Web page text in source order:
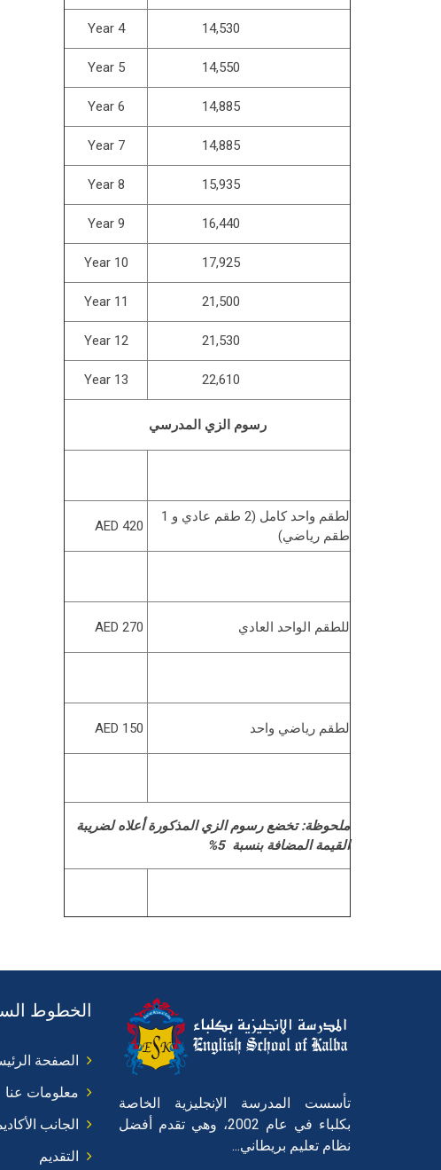
Year 4
Year 5
Year 6
Year 7
Year 8
Year 9
Year 10
Year 11
Year 12
Year 13
رسوم الزي المدرسي
لطقم واحد كامل (2 طقم عادي و 1
طقم رياضي)
للطقم الواحد العادي
لطقم رياضي واحد
ملحوظة: تخضع رسوم الزي المذكورة أعلاه لضريبة
القيمة المضافة بنسبة 5%
تأسست المدرسة الإنجليزية الخاصة
بكلباء في عام 2002، وهي تقدم أفضل
نظام تعليم بريطاني...
الخطوط
الصفحة
معلومات عنا
الجانب
التقديم